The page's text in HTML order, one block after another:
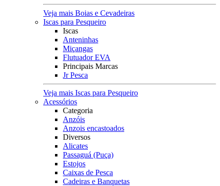
Veja mais Boias e Cevadeiras
Iscas para Pesqueiro
Iscas
Anteninhas
Miçangas
Flutuador EVA
Principais Marcas
Jr Pesca
Veja mais Iscas para Pesqueiro
Acessórios
Categoria
Anzóis
Anzois encastoados
Diversos
Alicates
Passaguá (Puça)
Estojos
Caixas de Pesca
Cadeiras e Banquetas